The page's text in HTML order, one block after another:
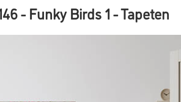
- Funky Birds 1 - Tapeten